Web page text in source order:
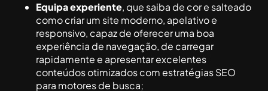
Equipa experiente, que saiba de cor e salteado
como criar um site moderno, apelativo e
responsivo, capaz de oferecer uma boa
experiência de navegação, de carregar
rapidamente e apresentar excelentes
conteúdos otimizados com estratégias SEO
para motores de busca;